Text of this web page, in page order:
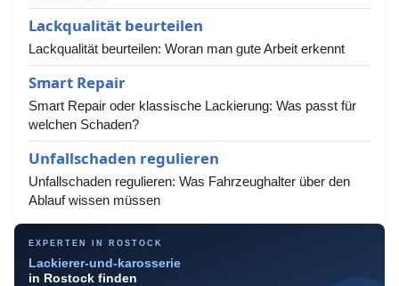
Lackqualität beurteilen
Lackqualität beurteilen: Woran man gute Arbeit erkennt
Smart Repair
Smart Repair oder klassische Lackierung: Was passt für
welchen Schaden?
Unfallschaden regulieren
Unfallschaden regulieren: Was Fahrzeughalter über den
Ablauf wissen müssen
EXPERTEN IN ROSTOCK
Lackierer-und-karosserie
in Rostock finden